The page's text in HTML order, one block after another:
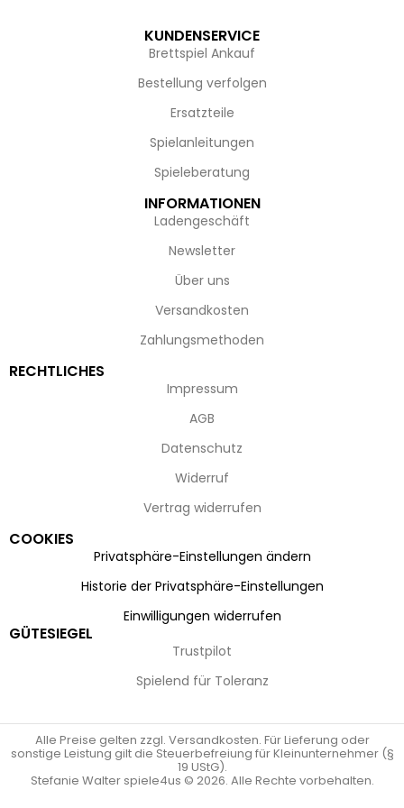
KUNDENSERVICE
Brettspiel Ankauf
Bestellung verfolgen
Ersatzteile
Spielanleitungen
Spieleberatung
INFORMATIONEN
Ladengeschäft
Newsletter
Über uns
Versandkosten
Zahlungsmethoden
RECHTLICHES
Impressum
AGB
Datenschutz
Widerruf
Vertrag widerrufen
COOKIES
Privatsphäre-Einstellungen ändern
Historie der Privatsphäre-Einstellungen
Einwilligungen widerrufen
GÜTESIEGEL
Trustpilot
Spielend für Toleranz
Alle Preise gelten zzgl. Versandkosten. Für Lieferung oder
sonstige Leistung gilt die Steuerbefreiung für Kleinunternehmer (§
19 UStG).
Stefanie Walter spiele4us © 2026. Alle Rechte vorbehalten.